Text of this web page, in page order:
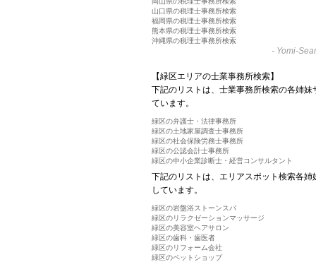
山口県の税理士事務所検索
福岡県の税理士事務所検索
熊本県の税理士事務所検索
沖縄県の税理士事務所検索
- Yomi-
【緑区エリアの士業事務所検索】
下記のリストは、士業事務所検索の各姉
ています。
緑区の弁護士・法律事務所
緑区の土地家屋調査士事務所
緑区の社会保険労務士事務所
緑区の公認会計士事務所
緑区の中小企業診断士・経営コンサルタント
下記のリストは、エリアスポット検索各
しています。
緑区の岩盤浴ストーンスパ
緑区のリラクゼーションマッサージ
緑区の美容室ヘアサロン
緑区の歯科・歯医者
緑区のリフォーム会社
緑区のペットショップ